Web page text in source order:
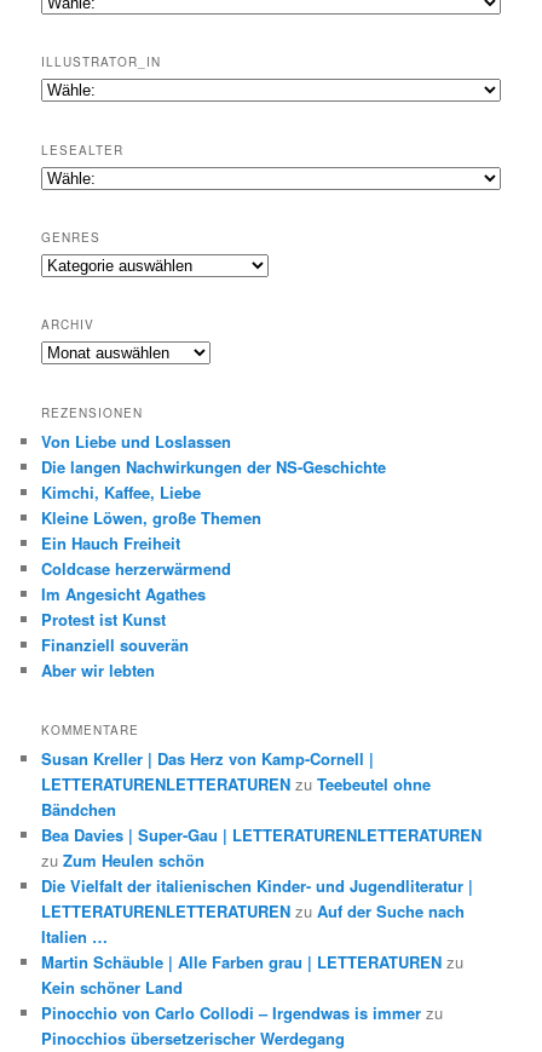
ILLUSTRATOR_IN
LESEALTER
GENRES
Genres
ARCHIV
Archiv
REZENSIONEN
Von Liebe und Loslassen
Die langen Nachwirkungen der NS-Geschichte
Kimchi, Kaffee, Liebe
Kleine Löwen, große Themen
Ein Hauch Freiheit
Coldcase herzerwärmend
Im Angesicht Agathes
Protest ist Kunst
Finanziell souverän
Aber wir lebten
KOMMENTARE
Susan Kreller | Das Herz von Kamp-Cornell |
LETTERATURENLETTERATUREN zuTeebeutel ohne
Bändchen
Bea Davies | Super-Gau | LETTERATURENLETTERATUREN
zuZum Heulen schön
Die Vielfalt der italienischen Kinder- und Jugendliteratur |
LETTERATURENLETTERATUREN zuAuf der Suche nach
Italien …
Martin Schäuble | Alle Farben grau | LETTERATUREN zu
Kein schöner Land
Pinocchio von Carlo Collodi – Irgendwas is immer zu
Pinocchios übersetzerischer Werdegang